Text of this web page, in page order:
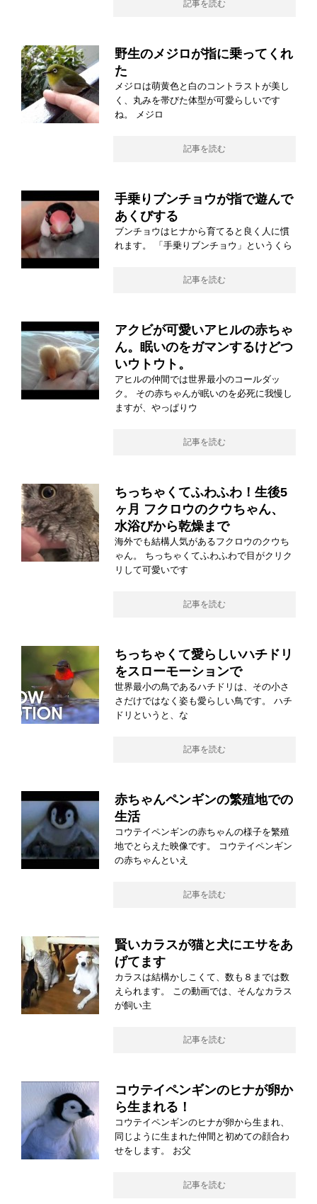
記事を読む
野生のメジロが指に乗ってくれ
た
メジロは萌黄色と白のコントラストが美し
く、丸みを帯びた体型が可愛らしいです
ね。 メジロ
記事を読む
手乗りブンチョウが指で遊んで
あくびする
ブンチョウはヒナから育てると良く人に慣
れます。 「手乗りブンチョウ」というくら
記事を読む
アクビが可愛いアヒルの赤ちゃ
ん。眠いのをガマンするけどつ
いウトウト。
アヒルの仲間では世界最小のコールダッ
ク。 その赤ちゃんが眠いのを必死に我慢し
ますが、やっぱりウ
記事を読む
ちっちゃくてふわふわ！生後5
ヶ月 フクロウのクウちゃん、
水浴びから乾燥まで
海外でも結構人気があるフクロウのクウち
ゃん。 ちっちゃくてふわふわで目がクリク
リして可愛いです
記事を読む
ちっちゃくて愛らしいハチドリ
をスローモーションで
世界最小の鳥であるハチドリは、その小さ
さだけではなく姿も愛らしい鳥です。 ハチ
ドリというと、な
記事を読む
赤ちゃんペンギンの繁殖地での
生活
コウテイペンギンの赤ちゃんの様子を繁殖
地でとらえた映像です。 コウテイペンギン
の赤ちゃんといえ
記事を読む
賢いカラスが猫と犬にエサをあ
げてます
カラスは結構かしこくて、数も８までは数
えられます。 この動画では、そんなカラス
が飼い主
記事を読む
コウテイペンギンのヒナが卵か
ら生まれる！
コウテイペンギンのヒナが卵から生まれ、
同じように生まれた仲間と初めての顔合わ
せをします。 お父
記事を読む